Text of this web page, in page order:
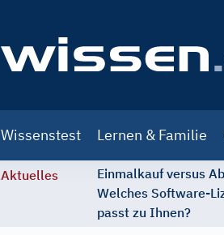
navigation
Wissenstest Lernen & Familie
Aktuelles
Einmalkauf versus
Welches Software-
passt zu Ihnen?